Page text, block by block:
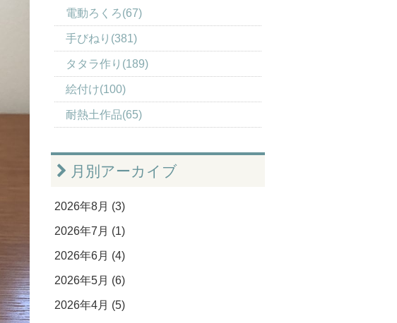
電動ろくろ(67)
手びねり(381)
タタラ作り(189)
絵付け(100)
耐熱土作品(65)
月別アーカイブ
2026年8月 (3)
2026年7月 (1)
2026年6月 (4)
2026年5月 (6)
2026年4月 (5)